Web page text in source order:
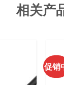
相关产
促销